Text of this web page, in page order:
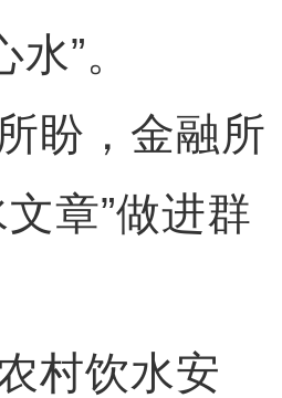
”。
，金融所
章”做进群
饮水安